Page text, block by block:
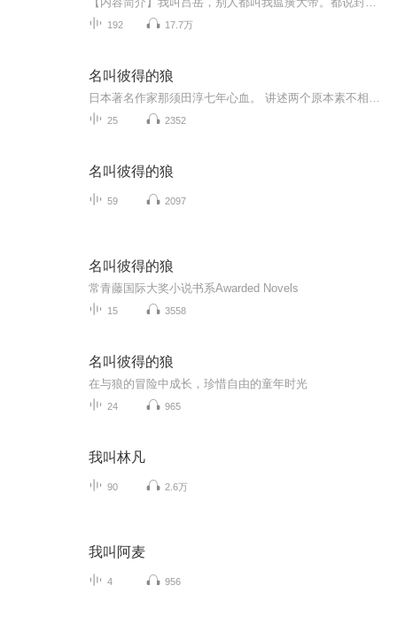
192 17.7万
名叫彼得的狼
25 2352
名叫彼得的狼
59 2097
名叫彼得的狼
常青藤国际大奖小说书系Awarded Novels
15 3558
名叫彼得的狼
在与狼的冒险中成长，珍惜自由的童年时光
24 965
我叫林凡
90 2.6万
我叫阿麦
4 956